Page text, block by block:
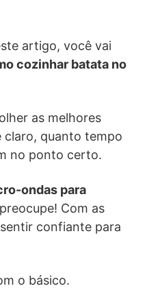
artigo, você vai
cozinhar batata no
as melhores
claro, quanto tempo
no ponto certo.
ondas para
Com as
confiante para
o básico.